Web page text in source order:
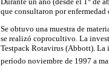
que consultaron por
Se obtuvo una muestra de
se realizó coprocultivo. La
Testpack Rotavirus (Abbott). La
período noviembre de 1997 a